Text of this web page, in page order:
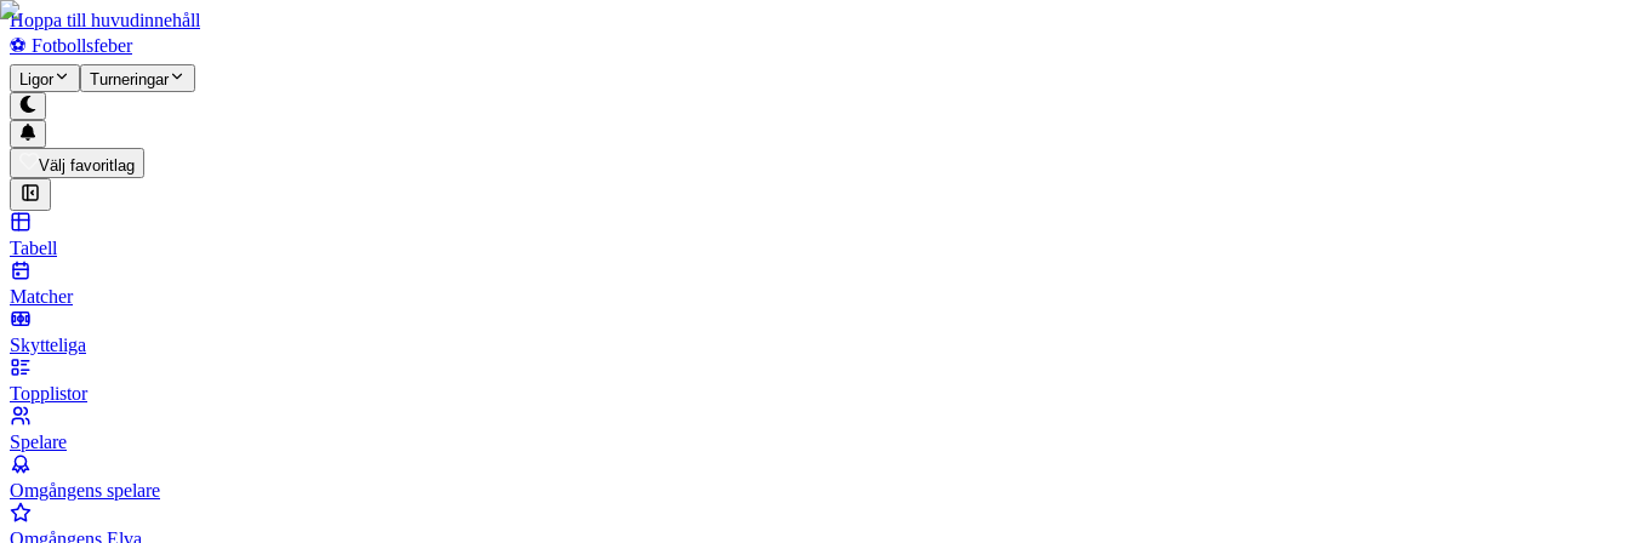
Hoppa till huvudinnehåll
⚽ Fotbollsfeber
Ligor Turneringar
Välj favoritlag
Tabell
Matcher
Skytteliga
Topplistor
Spelare
Omgångens spelare
Omgångens Elva